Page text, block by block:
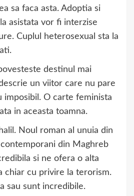
sa faca asta. Adoptia si
asistata vor fi interzise
Cuplul heterosexual sta la
destinul mai
un viitor care nu pare
imposibil. O carte feminista
in aceasta toamna.
Noul roman al unuia din
din Maghreb
si ne ofera o alta
chiar cu privire la terorism.
sau sunt incredibile.